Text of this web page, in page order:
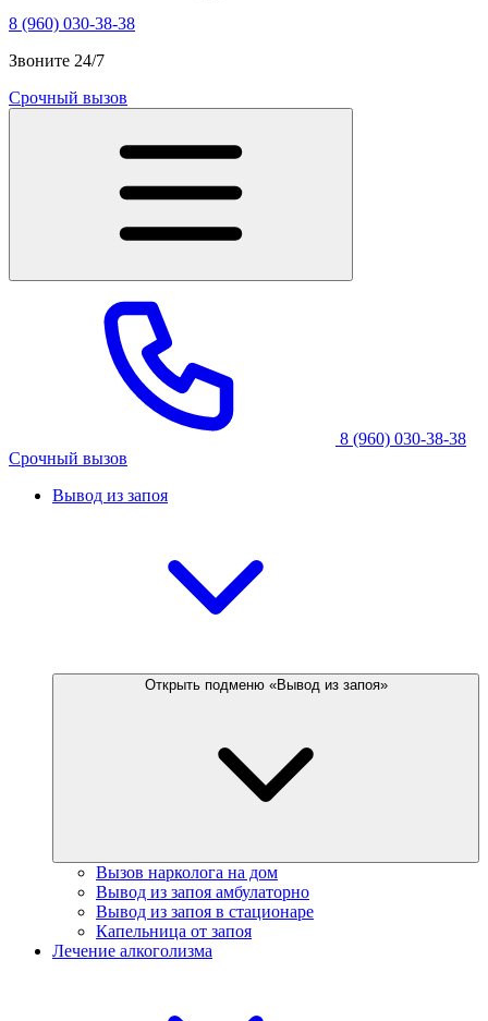
8 (960) 030-38-38
Звоните 24/7
Срочный вызов
8 (960) 030-38-38
Срочный вызов
Вывод из запоя
Открыть подменю «Вывод из запоя»
Вызов нарколога на дом
Вывод из запоя амбулаторно
Вывод из запоя в стационаре
Капельница от запоя
Лечение алкоголизма